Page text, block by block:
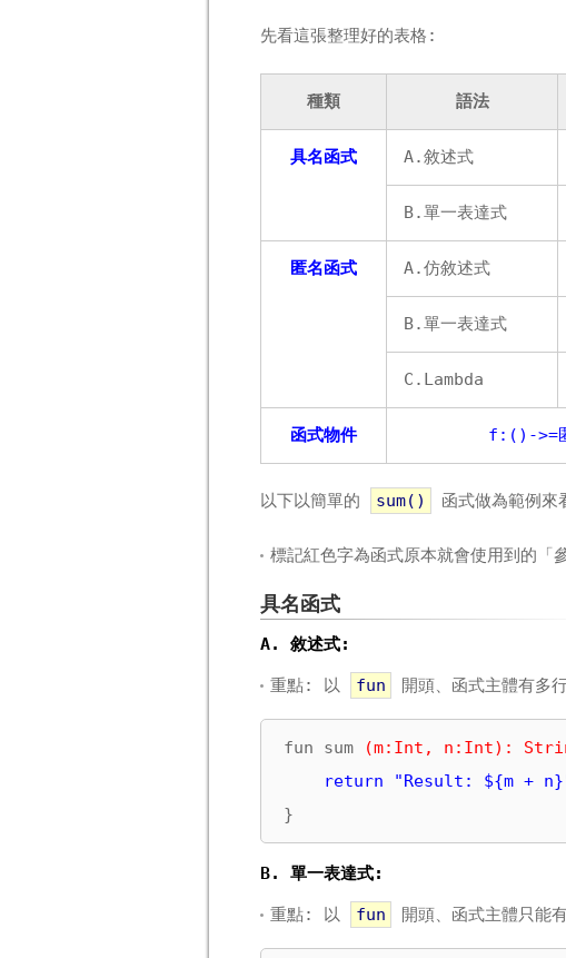
先看這張整理好的表格:
種類 語法
具名函式 A.敘述式
B.單一表達式
匿名函式 A.仿敘述式
B.單一表達式
C.Lambda
函式物件 f:()->=
以下以簡單的 sum() 函式做為範例
標記紅色字為函式原本就會使用到的「
具名函式
A. 敘述式:
重點: 以 fun 開頭、函式主體有多
fun sum (m:Int, n:Int):
return "Result: ${m +
}
B. 單一表達式:
重點: 以 fun 開頭、函式主體只能